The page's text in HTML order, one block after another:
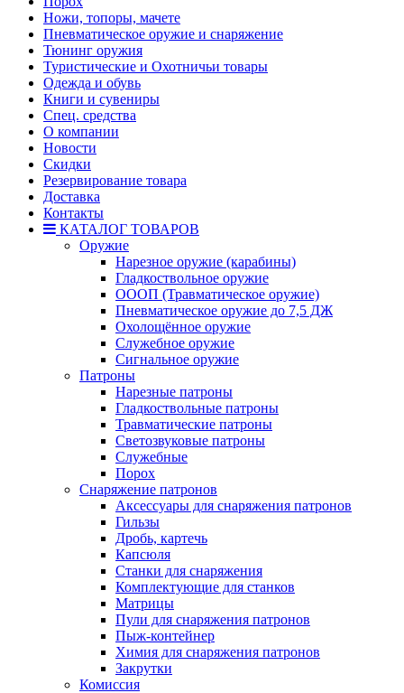
Ножи, топоры, мачете
Пневматическое оружие и снаряжение
Тюнинг оружия
Туристические и Охотничьи товары
Одежда и обувь
Книги и сувениры
Спец. средства
О компании
Новости
Скидки
Резервирование товара
Доставка
Контакты
КАТАЛОГ ТОВАРОВ
Оружие
Нарезное оружие (карабины)
Гладкоствольное оружие
ОООП (Травматическое оружие)
Пневматическое оружие до 7,5 ДЖ
Охолощённое оружие
Служебное оружие
Сигнальное оружие
Патроны
Нарезные патроны
Гладкоствольные патроны
Травматические патроны
Светозвуковые патроны
Служебные
Порох
Снаряжение патронов
Аксессуары для снаряжения патронов
Гильзы
Дробь, картечь
Капсюля
Станки для снаряжения
Комплектующие для станков
Матрицы
Пули для снаряжения патронов
Пыж-контейнер
Химия для снаряжения патронов
Закрутки
Комиссия